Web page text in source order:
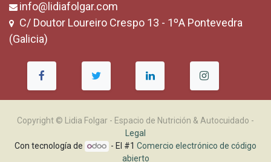
info@lidiafolgar.com
C/ Doutor Loureiro Crespo 13 - 1ºA Pontevedra
(Galicia)
Copyright © Lidia Folgar - Espacio de Nutrición & Autocuidado -
Legal
Con tecnología de
- El #1Comercio electrónico de código
abierto